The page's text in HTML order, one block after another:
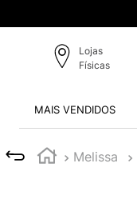
Lojas
Físicas
MAIS VENDIDOS
Melissa